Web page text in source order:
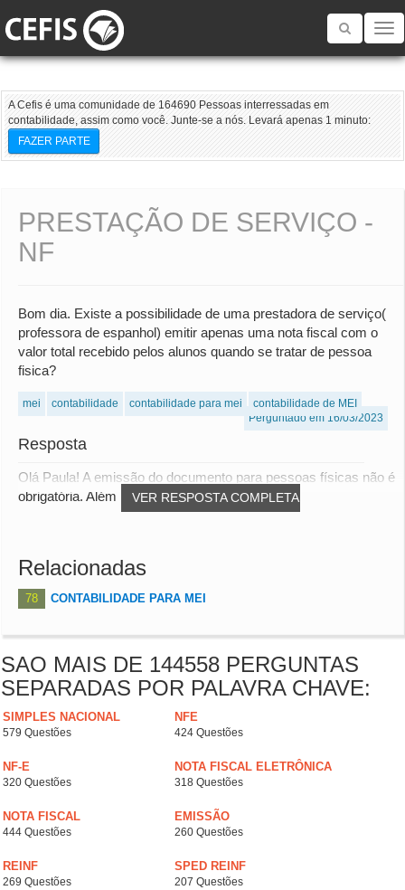
Toggle
A Cefis é uma comunidade de 164690 Pessoas interressadas em
contabilidade, assim como você. Junte-se a nós. Levará apenas 1 minuto:
FAZER PARTE
PRESTAÇÃO DE SERVIÇO -
NF
Bom dia. Existe a possibilidade de uma prestadora de serviço(
professora de espanhol) emitir apenas uma nota fiscal com o
valor total recebido pelos alunos quando se tratar de pessoa
fisica?
mei contabilidade contabilidade para mei
contabilidade de MEI
Perguntado em 16/03/2023
Resposta
VER RESPOSTA COMPLETA
Olá Paula! A emissão do documento para pessoas físicas não é
obrigatória. Além disso, precisa refer...
Relacionadas
78 CONTABILIDADE PARA MEI
SAO MAIS DE 144558 PERGUNTAS
SEPARADAS POR PALAVRA CHAVE:
SIMPLES NACIONAL
579 Questões
NFE
424 Questões
NF-E
320 Questões
NOTA FISCAL ELETRÔNICA
318 Questões
NOTA FISCAL
444 Questões
EMISSÃO
260 Questões
REINF
269 Questões
SPED REINF
207 Questões